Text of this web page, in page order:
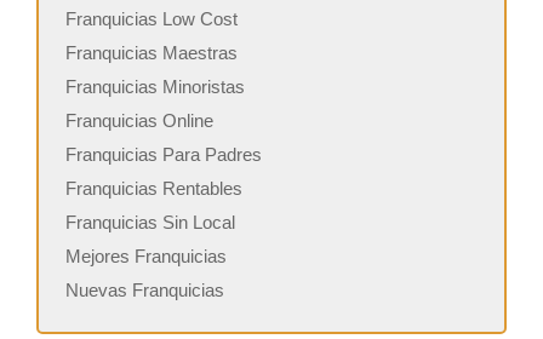
Franquicias Low Cost
Franquicias Maestras
Franquicias Minoristas
Franquicias Online
Franquicias Para Padres
Franquicias Rentables
Franquicias Sin Local
Mejores Franquicias
Nuevas Franquicias